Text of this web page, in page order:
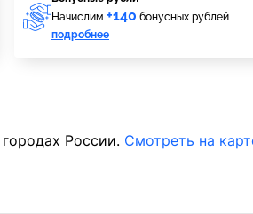
Начислим +140 бонусных рублей
подробнее
России. Смотреть на